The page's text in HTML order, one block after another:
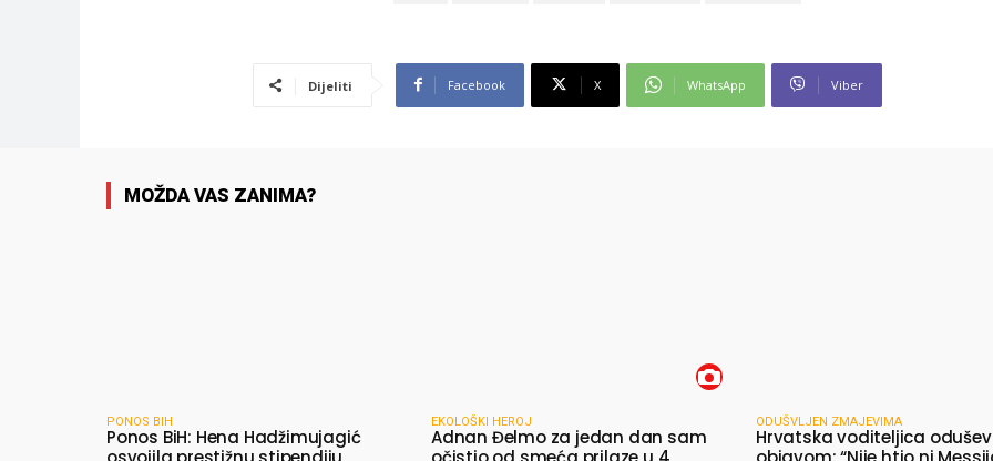
Dijeliti Facebook X WhatsApp Viber
MOŽDA VAS ZANIMA?
PONOS BIH
Ponos BiH: Hena Hadžimujagić
EKOLOŠKI HEROJ
Adnan Đelmo za jedan dan sam
ODUŠVLJEN ZMAJEVIMA
Hrvatska voditeljica